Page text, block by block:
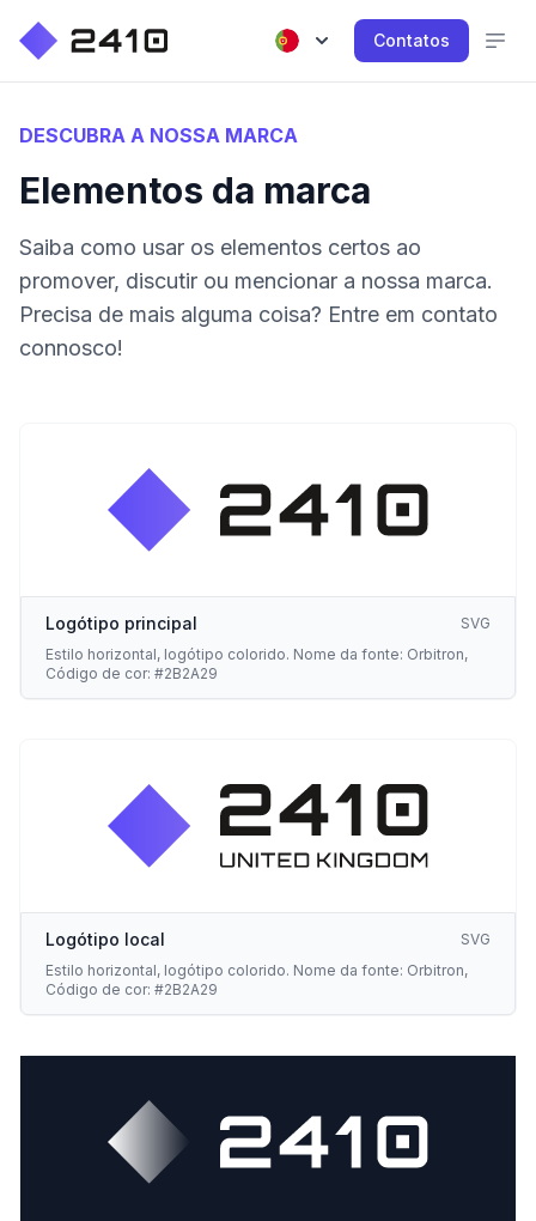
Contatos
DESCUBRA A NOSSA MARCA
Elementos da marca
Saiba como usar os elementos certos ao
promover, discutir ou mencionar a nossa marca.
Precisa de mais alguma coisa? Entre em contato
connosco!
Logótipo principal
SVG
Estilo horizontal, logótipo colorido. Nome da fonte: Orbitron,
Código de cor: #2B2A29
Logótipo local
SVG
Estilo horizontal, logótipo colorido. Nome da fonte: Orbitron,
Código de cor: #2B2A29